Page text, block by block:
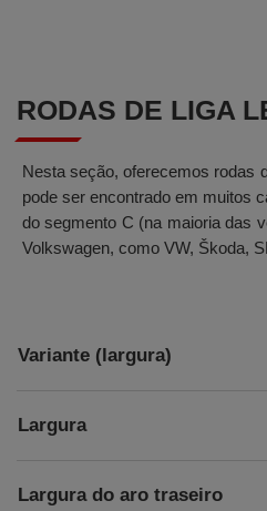
RODAS DE LIGA
Nesta seção, oferecemos rodas
pode ser encontrado em muitos
do segmento C (na maioria das
Volkswagen, como VW, Škoda,
Variante (largura)
Largura
Largura do aro traseiro